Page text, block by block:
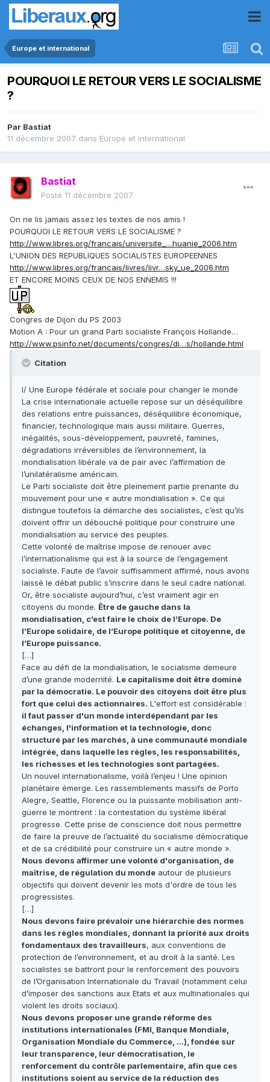
Europe et international
POURQUOI LE RETOUR VERS LE SOCIALISME
?
Par Bastiat
11 décembre 2007 dans Europe et international
Bastiat
Posté 11 décembre 2007
On ne lis jamais assez les textes de nos amis !
POURQUOI LE RETOUR VERS LE SOCIALISME ?
http://www.libres.org/francais/universite_…huanie_2006.htm
L'UNION DES REPUBLIQUES SOCIALISTES EUROPEENNES
http://www.libres.org/francais/livres/livr…sky_ue_2006.htm
ET ENCORE MOINS CEUX DE NOS ENNEMIS !!!
Congres de Dijon du PS 2003
Motion A : Pour un grand Parti socialiste François Hollande…
http://www.psinfo.net/documents/congres/di…s/hollande.html
Citation
I/ Une Europe fédérale et sociale pour changer le monde
La crise internationale actuelle repose sur un déséquilibre
des relations entre puissances, déséquilibre économique,
financier, technologique mais aussi militaire. Guerres,
inégalités, sous-développement, pauvreté, famines,
dégradations irréversibles de l’environnement, la
mondialisation libérale va de pair avec l’affirmation de
l’unilatéralisme américain.
Le Parti socialiste doit être pleinement partie prenante du
mouvement pour une « autre mondialisation ». Ce qui
distingue toutefois la démarche des socialistes, c’est qu’ils
doivent offrir un débouché politique pour construire une
mondialisation au service des peuples.
Cette volonté de maîtrise impose de renouer avec
l’internationalisme qui est à la source de l’engagement
socialiste. Faute de l’avoir suffisamment affirmé, nous avons
laissé le débat public s’inscrire dans le seul cadre national.
Or, être socialiste aujourd’hui, c’est vraiment agir en
citoyens du monde. Être de gauche dans la
mondialisation, c’est faire le choix de l’Europe. De
l’Europe solidaire, de l’Europe politique et citoyenne, de
l’Europe puissance.
[…]
Face au défi de la mondialisation, le socialisme demeure
d’une grande modernité. Le capitalisme doit être dominé
par la démocratie. Le pouvoir des citoyens doit être plus
fort que celui des actionnaires. L'effort est considérable :
il faut passer d'un monde interdépendant par les
échanges, l'information et la technologie, donc
structuré par les marchés, à une communauté mondiale
intégrée, dans laquelle les règles, les responsabilités,
les richesses et les technologies sont partagées.
Un nouvel internationalisme, voilà l’enjeu ! Une opinion
planétaire émerge. Les rassemblements massifs de Porto
Alegre, Seattle, Florence ou la puissante mobilisation anti-
guerre le montrent : la contestation du système libéral
progresse. Cette prise de conscience doit nous permettre
de faire la preuve de l’actualité du socialisme démocratique
et de sa crédibilité pour construire un « autre monde ».
Nous devons affirmer une volonté d'organisation, de
maîtrise, de régulation du monde autour de plusieurs
objectifs qui doivent devenir les mots d'ordre de tous les
progressistes.
[…]
Nous devons faire prévaloir une hiérarchie des normes
dans les règles mondiales, donnant la priorité aux droits
fondamentaux des travailleurs, aux conventions de
protection de l’environnement, et au droit à la santé. Les
socialistes se battront pour le renforcement des pouvoirs
de l’Organisation Internationale du Travail (notamment celui
d’imposer des sanctions aux Etats et aux multinationales qui
violent les droits sociaux).
Nous devons proposer une grande réforme des
institutions internationales (FMI, Banque Mondiale,
Organisation Mondiale du Commerce, …), fondée sur
leur transparence, leur démocratisation, le
renforcement du contrôle parlementaire, afin que ces
institutions soient au service de la réduction des